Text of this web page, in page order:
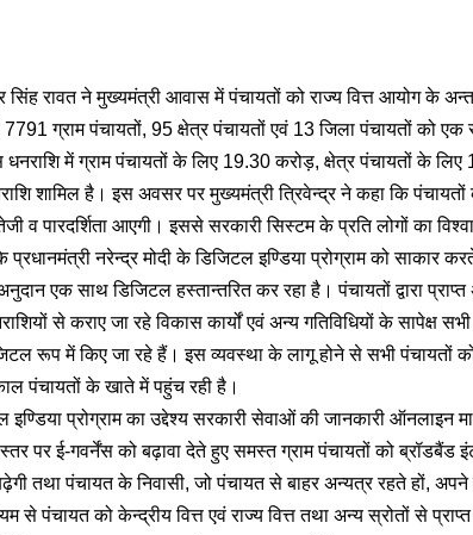
सिंह रावत ने मुख्यमंत्री आवास में पंचायतों को राज्य वित्त आयोग के
ग्राम पंचायतों, 95 क्षेत्र पंचायतों एवं 13 जिला पंचायतों को
धनराशि में ग्राम पंचायतों के लिए 19.30 करोड़, क्षेत्र पंचायतों के
शामिल है। इस अवसर पर मुख्यमंत्री त्रिवेन्द्र ने कहा कि पंचायतों
व पारदर्शिता आएगी। इससे सरकारी सिस्टम के प्रति लोगों का
प्रधानमंत्री नरेन्द्र मोदी के डिजिटल इण्डिया प्रोग्राम को साकार
एक साथ डिजिटल हस्तान्तरित कर रहा है। पंचायतों द्वारा
से कराए जा रहे विकास कार्यों एवं अन्य गतिविधियों के सापेक्ष
रूप में किए जा रहे हैं। इस व्यवस्था के लागू होने से सभी पंचायतों
पंचायतों के खाते में पहुंच रही है।
प्रोग्राम का उद्देश्य सरकारी सेवाओं की जानकारी ऑनलाइन
पर ई-गवर्नेंस को बढ़ावा देते हुए समस्त ग्राम पंचायतों को
बढ़ेगी तथा पंचायत के निवासी, जो पंचायत से बाहर अन्यत्र रहते हों,
से पंचायत को केन्द्रीय वित्त एवं राज्य वित्त तथा अन्य स्रोतों से